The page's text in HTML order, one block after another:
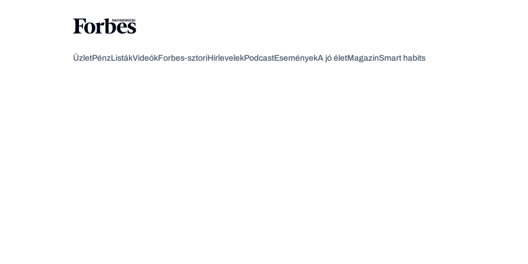
ÜzletPénzListákVideókForbes-sztoriHírlevelekPodcastEseményekA jó életMagazinSmart habits